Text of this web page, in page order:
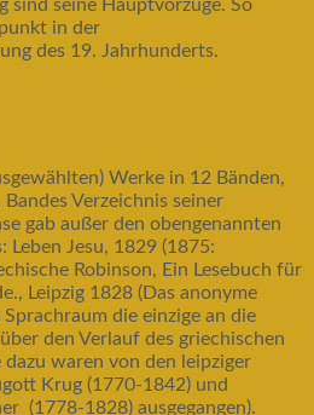
sind seine Hauptvorzüge. So
in der
des 19. Jahrhunderts.
Werke in 12 Bänden,
Verzeichnis seiner
gab außer den obengenannten
Leben Jesu, 1829 (1875:
Robinson, Ein Lesebuch für
Leipzig 1828 (Das anonyme
die einzige an die
den Verlauf des griechischen
dazu waren von den leipziger
Krug (1770-1842) und
(1778-1828) ausgegangen).